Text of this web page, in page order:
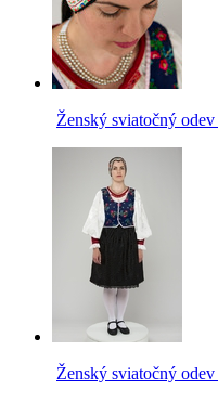
Ženský sviatočný
Ženský sviatočný